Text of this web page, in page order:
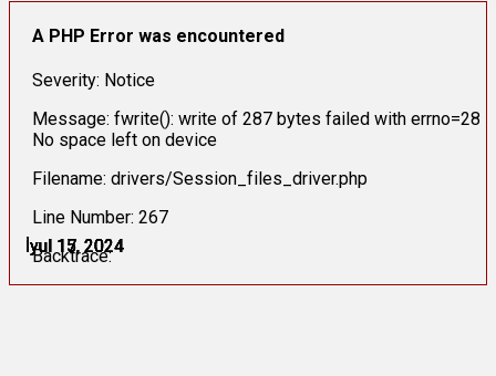
İyul 15, 2024
İyul 15, 2024
İyul 15, 2024
İyul 17, 2024
İyul 17, 2024
İyul 17, 2024
A PHP Error was encountered
Severity: Notice
Message: fwrite(): write of 287 bytes failed with errno=28
No space left on device
Filename: drivers/Session_files_driver.php
Line Number: 267
Backtrace: